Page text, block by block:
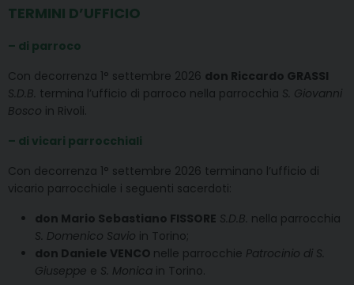
TERMINI D’UFFICIO
– di parroco
Con decorrenza 1° settembre 2026 don Riccardo GRASSI
S.D.B. termina l’ufficio di parroco nella parrocchia S. Giovanni
Bosco in Rivoli.
– di vicari parrocchiali
Con decorrenza 1° settembre 2026 terminano l’ufficio di
vicario parrocchiale i seguenti sacerdoti:
don Mario Sebastiano FISSORE S.D.B. nella parrocchia
S. Domenico Savio in Torino;
don Daniele VENCO nelle parrocchie Patrocinio di S.
Giuseppe e S. Monica in Torino.